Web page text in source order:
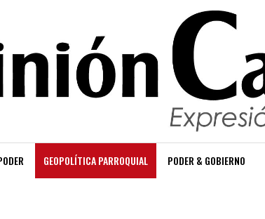
GEOPOLÍTICA PARROQUIAL PODER & GOBIERNO